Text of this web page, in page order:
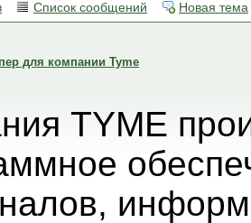
Список сообщений Новая тема
для компании Tyme
TYME